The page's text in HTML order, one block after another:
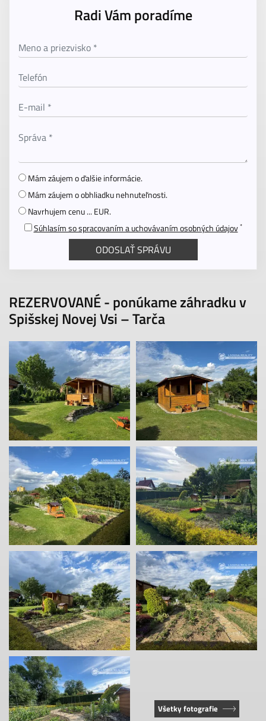
REZERVOVANÉ - ponúkame záhradku v
Spišskej Novej Vsi – Tarča
Všetky fotografie
Radi Vám poradíme
Mám záujem o ďalšie informácie.
Mám záujem o obhliadku nehnuteľnosti.
Navrhujem cenu ... EUR.
Súhlasím so spracovaním a uchovávaním osobných údajov *